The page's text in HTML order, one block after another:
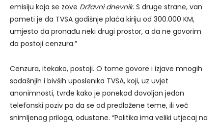
emisiju koja se zove Državni dnevnik. S druge strane, van
pameti je da TVSA godišnje plaća kiriju od 300.000 KM,
umjesto da pronađu neki drugi prostor, a da ne govorim
da postoji cenzura.”
Cenzura, itekako, postoji. O tome govore i izjave mnogih
sadašnjih i bivših uposlenika TVSA, koji, uz uvjet
anonimnosti, tvrde kako je ponekad dovoljan jedan
telefonski poziv pa da se od predložene teme, ili već
snimljenog priloga, odustane. “Politika ima veliki utjecaj na